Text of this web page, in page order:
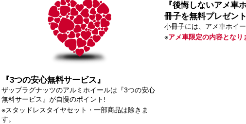
『3つの安心無料サービス』
ザップラグナッツのアルミホイールは『3つの安心
無料サービス』が自慢のポイント!
※スタッドレスタイヤセット・一部商品は除きま
す。
『後悔しないアメ車
冊子を無料プレゼント
小冊子には、アメ車ホイ
※アメ車限定の内容となり